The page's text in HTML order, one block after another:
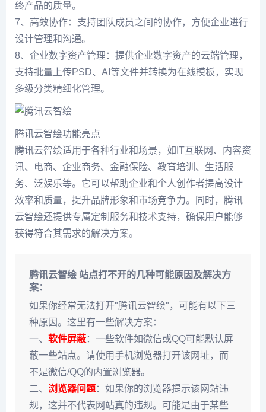
终产品的质量。
7、高效协作：支持团队成员之间的协作，方便企业进行
设计管理和沟通。
8、企业数字资产管理：提供企业数字资产的云端管理，
支持批量上传PSD、AI等文件并转换为在线模板，实现
多级分类精细化管理。
腾讯云智绘功能亮点
腾讯云智绘适用于各种行业和场景，如IT互联网、内容资
讯、电商、企业商务、金融保险、教育培训、生活服
务、泛娱乐等。它可以帮助企业和个人创作者提高设计
效率和质量，提升品牌形象和市场竞争力。同时，腾讯
云智绘还提供专属定制服务和技术支持，确保用户能够
获得符合其需求的解决方案。
腾讯云智绘 站点打不开的几种可能原因及解决方
案：
如果你经常无法打开"腾讯云智绘"，可能有以下三
种原因。这里有一些解决方案：
一、 软件屏蔽：一些软件如微信或QQ可能默认屏
蔽一些站点。请使用手机浏览器打开该网址，而
不是微信/QQ的内置浏览器。
二、 浏览器问题：如果你的浏览器提示该网站违
规，这并不代表网站真的违规。可能是由于某些